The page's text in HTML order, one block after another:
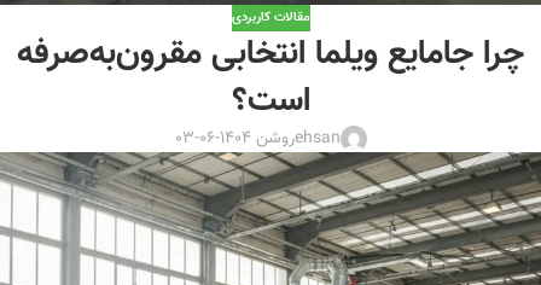
مقالات کاربردی
چرا جامایع ویلما انتخابی مقرون‌به‌صرفه
است؟
ehsanروشن 1404-06-03